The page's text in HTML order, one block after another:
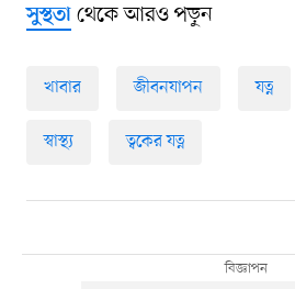
সুস্থতাথেকে আরও পড়ুন
খাবার জীবনযাপন যত্ন
স্বাস্থ্য ত্বকের যত্ন